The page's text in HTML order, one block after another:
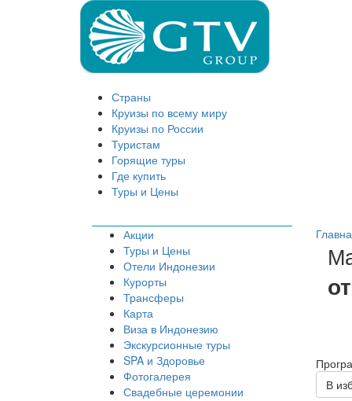
Страны
Круизы по всему миру
Круизы по России
Туристам
Горящие туры
Где купить
Туры и Цены
В
Акции
Туры и Цены
Отели Индонезии
Курорты
Трансферы
Карта
Виза в Индонезию
Экскурсионные туры
SPA и Здоровье
Фотогалерея
Свадебные церемонии